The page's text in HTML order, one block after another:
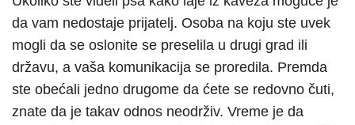
da vam nedostaje prijatelj. Osoba na koju ste uvek
mogli da se oslonite se preselila u drugi grad ili
državu, a vaša komunikacija se proredila. Premda
ste obećali jedno drugome da ćete se redovno čuti,
znate da je takav odnos neodrživ. Vreme je da